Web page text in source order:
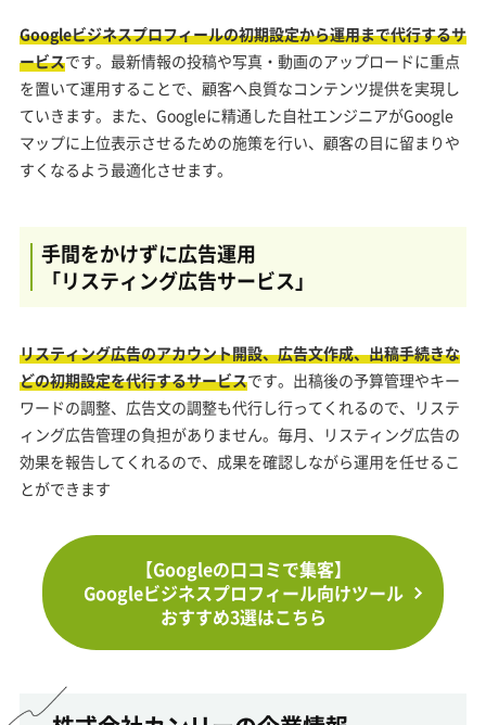
Googleビジネスプロフィールの初期設定から運用まで代行するサ
ービスです。最新情報の投稿や写真・動画のアップロードに重点
を置いて運用することで、顧客へ良質なコンテンツ提供を実現し
ていきます。また、Googleに精通した自社エンジニアがGoogle
マップに上位表示させるための施策を行い、顧客の目に留まりや
すくなるよう最適化させます。
手間をかけずに広告運用
「リスティング広告サービス」
リスティング広告のアカウント開設、広告文作成、出稿手続きな
どの初期設定を代行するサービスです。出稿後の予算管理やキー
ワードの調整、広告文の調整も代行し行ってくれるので、リステ
ィング広告管理の負担がありません。毎月、リスティング広告の
効果を報告してくれるので、成果を確認しながら運用を任せるこ
とができます
【Googleの口コミで集客】
Googleビジネスプロフィール向けツール
おすすめ3選はこちら